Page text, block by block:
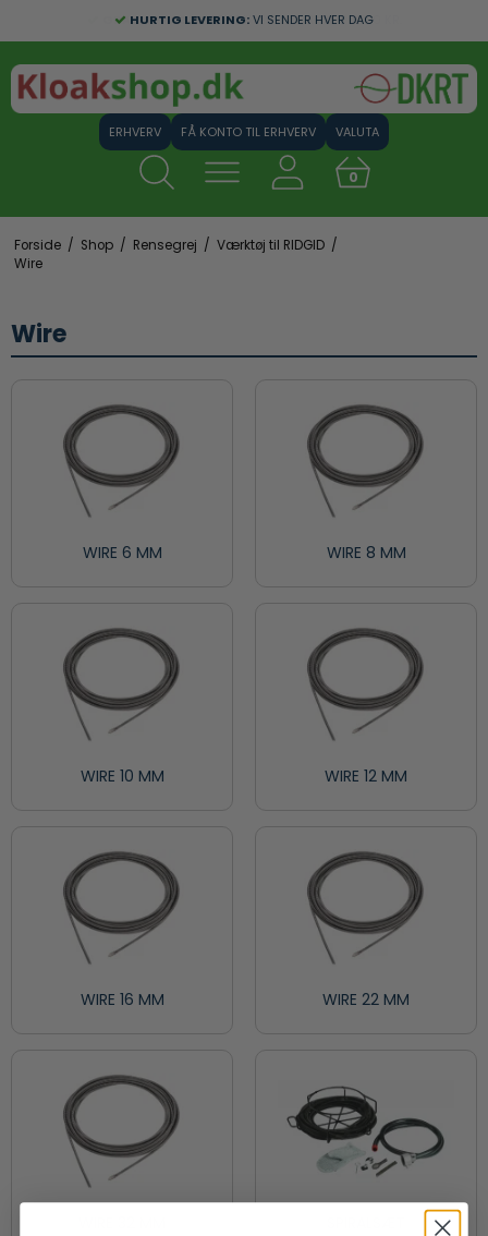
HURTIG LEVERING:VI SENDER HVER DAG
GRATIS FRAGT:VED ERHVERVSKØB OVER 1000 KR.
FÅ KONTO TIL ERHVERV VALUTA
0
Forside / Shop / Rensegrej / Værktøj til RIDGID /
Wire
Wire
WIRE 6 MM WIRE 8 MM
WIRE 10 MM WIRE 12 MM
WIRE 16 MM WIRE 22 MM